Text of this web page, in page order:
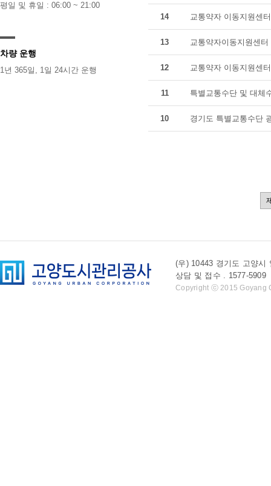
평일 및 휴일 : 06:00 ~ 21:00
차량 운행
1년 365일, 1일 24시간 운행
14 교통약자 이동지원센
13 교통약자이동지원센
12 교통약자 이동지원센
11 특별교통수단 및 대체
10 경기도 특별교통수단
(우) 10443 경기도 고양시
상담 및 접수 . 1577-
Copyright ⓒ 2015 Goyang